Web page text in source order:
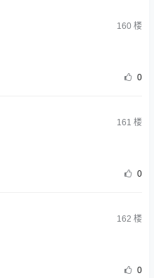
160楼
0
161 楼
0
162 楼
0